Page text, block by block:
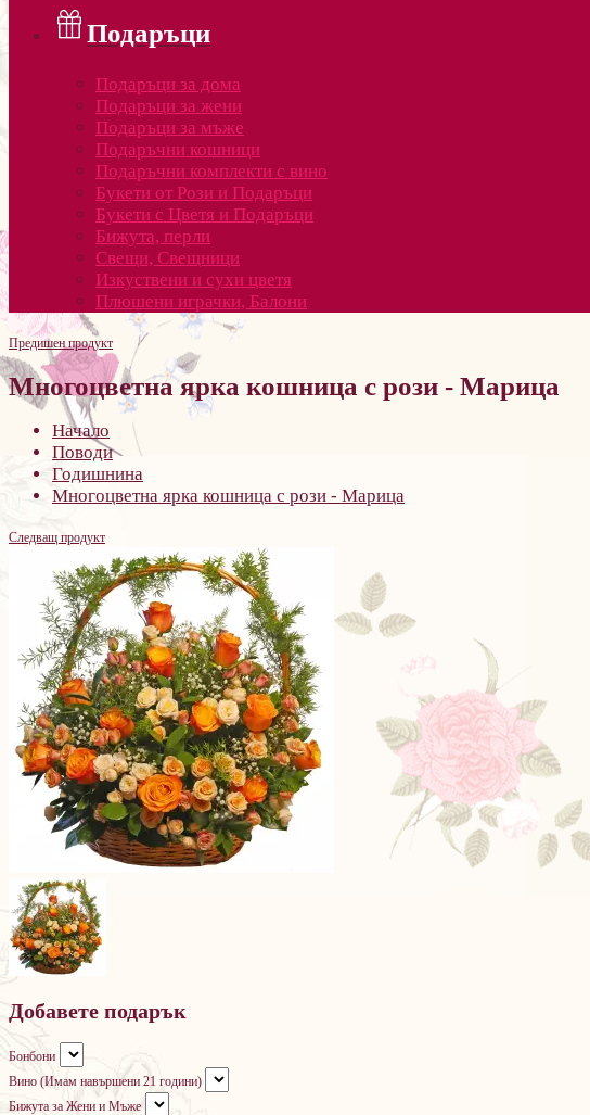
Подаръци
Подаръци за дома
Подаръци за жени
Подаръци за мъже
Подаръчни кошници
Подаръчни комплекти с вино
Букети от Рози и Подаръци
Букети с Цветя и Подаръци
Бижута, перли
Свещи, Свещници
Изкуствени и сухи цветя
Плюшени играчки, Балони
Предишен продукт
Многоцветна ярка кошница с рози - Марица
Начало
Поводи
Годишнина
Многоцветна ярка кошница с рози - Марица
Следващ продукт
Добавете подарък
Бонбони
Вино (Имам навършени 21 години)
Бижута за Жени и Мъже